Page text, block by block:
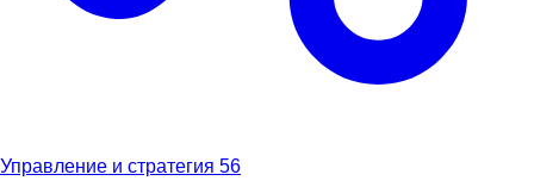
Управление и стратегия 56